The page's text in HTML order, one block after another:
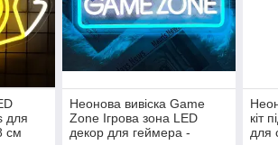
для
см
Неонова вивіска Game
Zone Ігрова зона LED
декор для геймера -
кіт
для